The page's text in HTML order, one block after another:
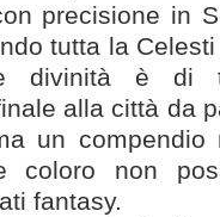
precisione in
tutta la
divinità è di
alla città da
un compendio
coloro non
fantasy.